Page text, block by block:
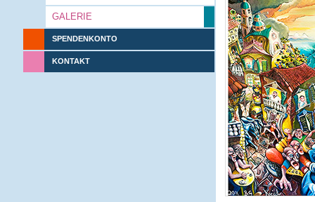
GALERIE
SPENDENKONTO
KONTAKT